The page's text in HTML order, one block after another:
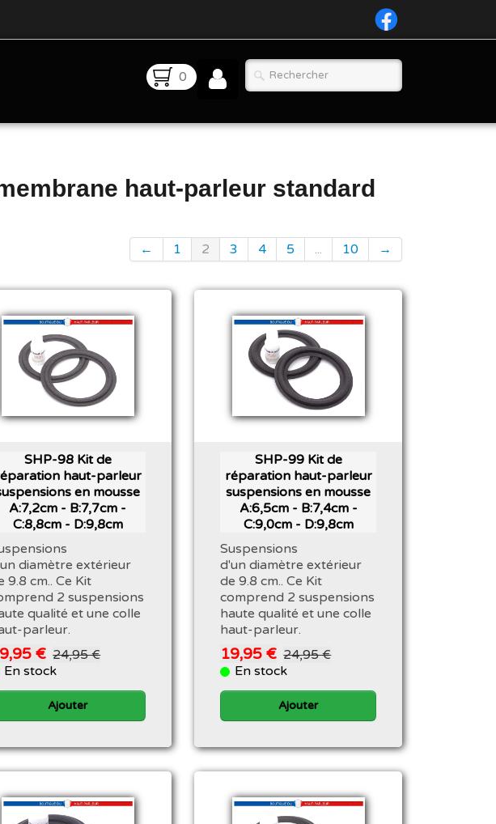
0
haut-parleur standard
← 1 2 3 4 5 ... 10 →
SHP-98 Kit de
haut-parleur
en mousse
A:7,2cm - B:7,7cm -
C:8,8cm - D:9,8cm
diamètre extérieur
9.8 cm.. Ce Kit
2 suspensions
qualité et une colle
parleur.
€ 24,95 €
En stock
Ajouter
SHP-99 Kit de
réparation haut-parleur
suspensions en mousse
A:6,5cm - B:7,4cm -
C:9,0cm - D:9,8cm
Suspensions
d'un diamètre extérieur
de 9.8 cm.. Ce Kit
comprend 2 suspensions
haute qualité et une colle
haut-parleur.
19,95 € 24,95 €
En stock
Ajouter